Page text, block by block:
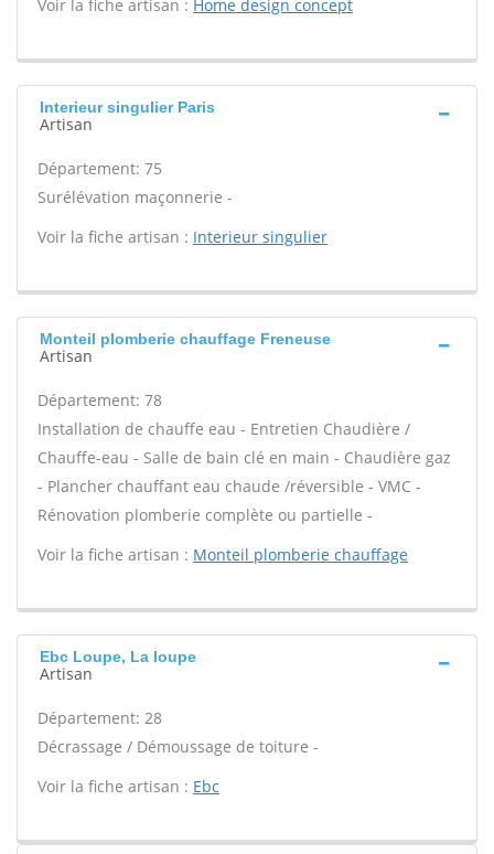
Voir la fiche artisan : Home design concept
Interieur singulier Paris
Artisan
Département: 75
Surélévation maçonnerie -
Voir la fiche artisan : Interieur singulier
Monteil plomberie chauffage Freneuse
Artisan
Département: 78
Installation de chauffe eau - Entretien Chaudière /
Chauffe-eau - Salle de bain clé en main - Chaudière gaz
- Plancher chauffant eau chaude /réversible - VMC -
Rénovation plomberie complète ou partielle -
Voir la fiche artisan : Monteil plomberie chauffage
Ebc Loupe, La loupe
Artisan
Département: 28
Décrassage / Démoussage de toiture -
Voir la fiche artisan : Ebc